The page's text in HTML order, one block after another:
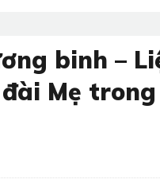
binh –
Mẹ